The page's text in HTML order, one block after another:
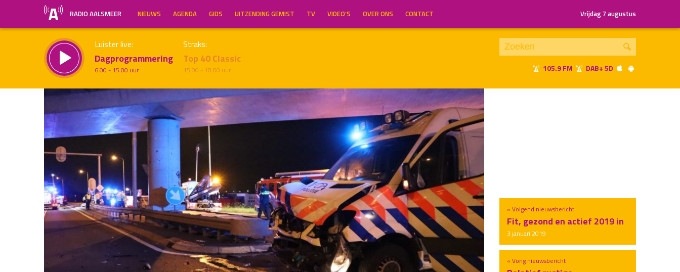
RADIO AALSMEER NIEUWS AGENDA GIDS UITZENDING GEMIST TV VIDEO’S OVER ONS CONTACT Vrijdag 7 augustus
Luister live:
Dagprogrammering
6.00 - 15.00 uur
Straks:
Top 40 Classic
15.00 - 18.00 uur 105.9 FM DAB+ 5D
« Vorig nieuwsbericht
» Volgend nieuwsbericht
Fit, gezond en actief 2019 in
3 januari 2019